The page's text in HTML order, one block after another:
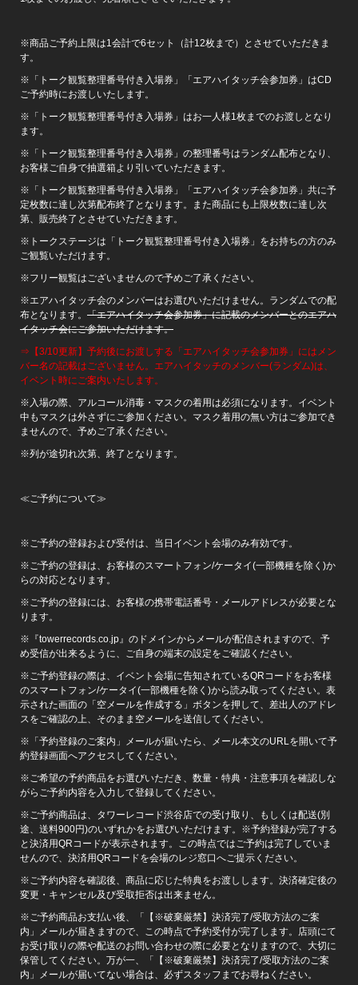
※商品ご予約上限は1会計で6セット（計12枚まで）とさせていただきま
す。
※「トーク観覧整理番号付き入場券」「エアハイタッチ会参加券」はCD
ご予約時にお渡しいたします。
※「トーク観覧整理番号付き入場券」はお一人様1枚までのお渡しとなり
ます。
※「トーク観覧整理番号付き入場券」の整理番号はランダム配布となり、
お客様ご自身で抽選箱より引いていただきます。
※「トーク観覧整理番号付き入場券」「エアハイタッチ会参加券」共に予
定枚数に達し次第配布終了となります。また商品にも上限枚数に達し次
第、販売終了とさせていただきます。
※トークステージは「トーク観覧整理番号付き入場券」をお持ちの方のみ
ご観覧いただけます。
※フリー観覧はございませんので予めご了承ください。
※エアハイタッチ会のメンバーはお選びいただけません。ランダムでの配
布となります。 「エアハイタッチ会参加券」に記載のメンバーとのエアハ
イタッチ会にご参加いただけます。
⇒【3/10更新】予約後にお渡しする「エアハイタッチ会参加券」にはメン
バー名の記載はございません。エアハイタッチのメンバー(ランダム)は、
イベント時にご案内いたします。
※入場の際、アルコール消毒・マスクの着用は必須になります。イベント
中もマスクは外さずにご参加ください。マスク着用の無い方はご参加でき
ませんので、予めご了承ください。
※列が途切れ次第、終了となります。
≪ご予約について≫
※ご予約の登録および受付は、当日イベント会場のみ有効です。
※ご予約の登録は、お客様のスマートフォン/ケータイ(一部機種を除く)か
らの対応となります。
※ご予約の登録には、お客様の携帯電話番号・メールアドレスが必要とな
ります。
※『towerrecords.co.jp』のドメインからメールが配信されますので、予
め受信が出来るように、ご自身の端末の設定をご確認ください。
※ご予約登録の際は、イベント会場に告知されているQRコードをお客様
のスマートフォン/ケータイ(一部機種を除く)から読み取ってください。表
示された画面の「空メールを作成する」ボタンを押して、差出人のアドレ
スをご確認の上、そのまま空メールを送信してください。
※「予約登録のご案内」メールが届いたら、メール本文のURLを開いて予
約登録画面へアクセスしてください。
※ご希望の予約商品をお選びいただき、数量・特典・注意事項を確認しな
がらご予約内容を入力して登録してください。
※ご予約商品は、タワーレコード渋谷店での受け取り、もしくは配送(別
途、送料900円)のいずれかをお選びいただけます。※予約登録が完了する
と決済用QRコードが表示されます。この時点ではご予約は完了していま
せんので、決済用QRコードを会場のレジ窓口へご提示ください。
※ご予約内容を確認後、商品に応じた特典をお渡しします。決済確定後の
変更・キャンセル及び受取拒否は出来ません。
※ご予約商品お支払い後、「【※破棄厳禁】決済完了/受取方法のご案
内」メールが届きますので、この時点で予約受付が完了します。店頭にて
お受け取りの際や配送のお問い合わせの際に必要となりますので、大切に
保管してください。万が一、「【※破棄厳禁】決済完了/受取方法のご案
内」メールが届いてない場合は、必ずスタッフまでお尋ねください。